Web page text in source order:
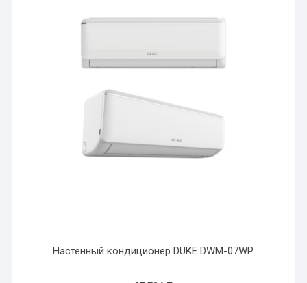
Настенный кондиционер DUKE DWM-07WP